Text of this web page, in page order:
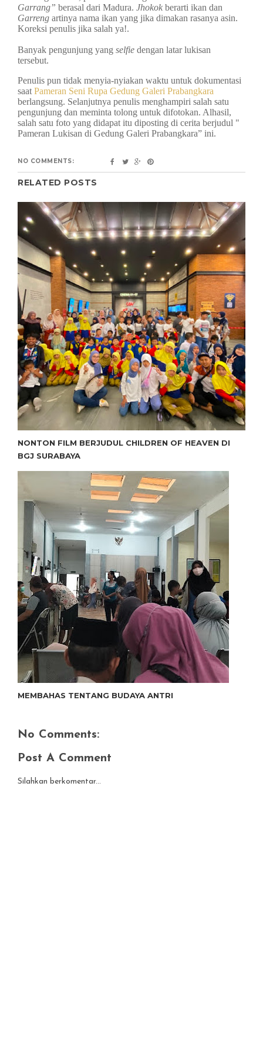
Garrang” berasal dari Madura. Jhokok berarti ikan dan
Garreng artinya nama ikan yang jika dimakan rasanya asin.
Koreksi penulis jika salah ya!.
Banyak pengunjung yang selfie dengan latar lukisan
tersebut.
Penulis pun tidak menyia-nyiakan waktu untuk dokumentasi
saat Pameran Seni Rupa Gedung Galeri Prabangkara
berlangsung. Selanjutnya penulis menghampiri salah satu
pengunjung dan meminta tolong untuk difotokan. Alhasil,
salah satu foto yang didapat itu diposting di cerita berjudul "
Pameran Lukisan di Gedung Galeri Prabangkara” ini.
NO COMMENTS:
RELATED POSTS
NONTON FILM BERJUDUL CHILDREN OF HEAVEN DI
BGJ SURABAYA
MEMBAHAS TENTANG BUDAYA ANTRI
No Comments:
Post A Comment
Silahkan berkomentar...